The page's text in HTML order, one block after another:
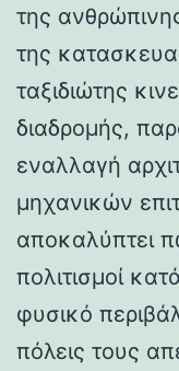
της
της
ταξιδιώτης
διαδρομής,
εναλλαγή
μηχανικών
αποκαλύπτει
πολιτισμοί
φυσικό
πόλεις τους